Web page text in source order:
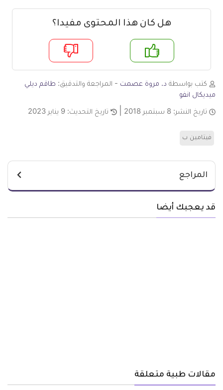
هل كان هذا المحتوى مفيدا؟
لا
كتب بواسطة د. مروة عصمت - المراجعة والتدقيق: طاقم ديلي
ميديكال انفو
تاريخ النشر: 8 سبتمبر 2018 تاريخ التحديث: 9 يناير 2023
فيتامين ب
المراجع
قد يعجبك أيضا
مقالات طبية متعلقة